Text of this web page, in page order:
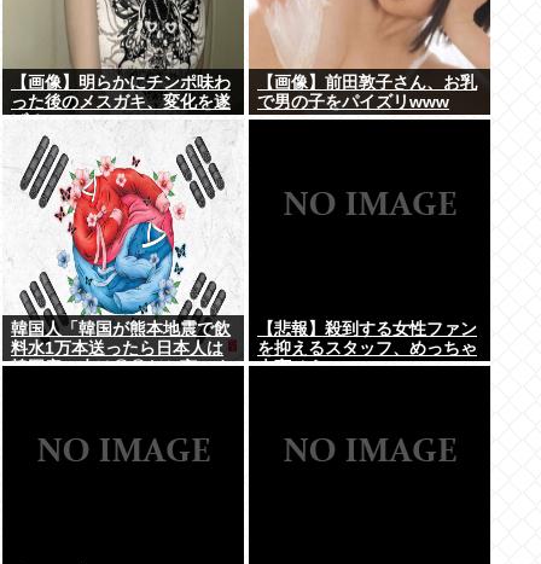
【画像】明らかにチンポ味わ
った後のメスガキ、変化を遂
げる
【画像】前田敦子さん、お乳
で男の子をパイズリwww
韓国人「韓国が熊本地震で飲
料水1万本送ったら日本人は
韓国産の水は〇〇だと言いま
【悲報】殺到する女性ファン
を抑えるスタッフ、めっちゃ
大変そうwww